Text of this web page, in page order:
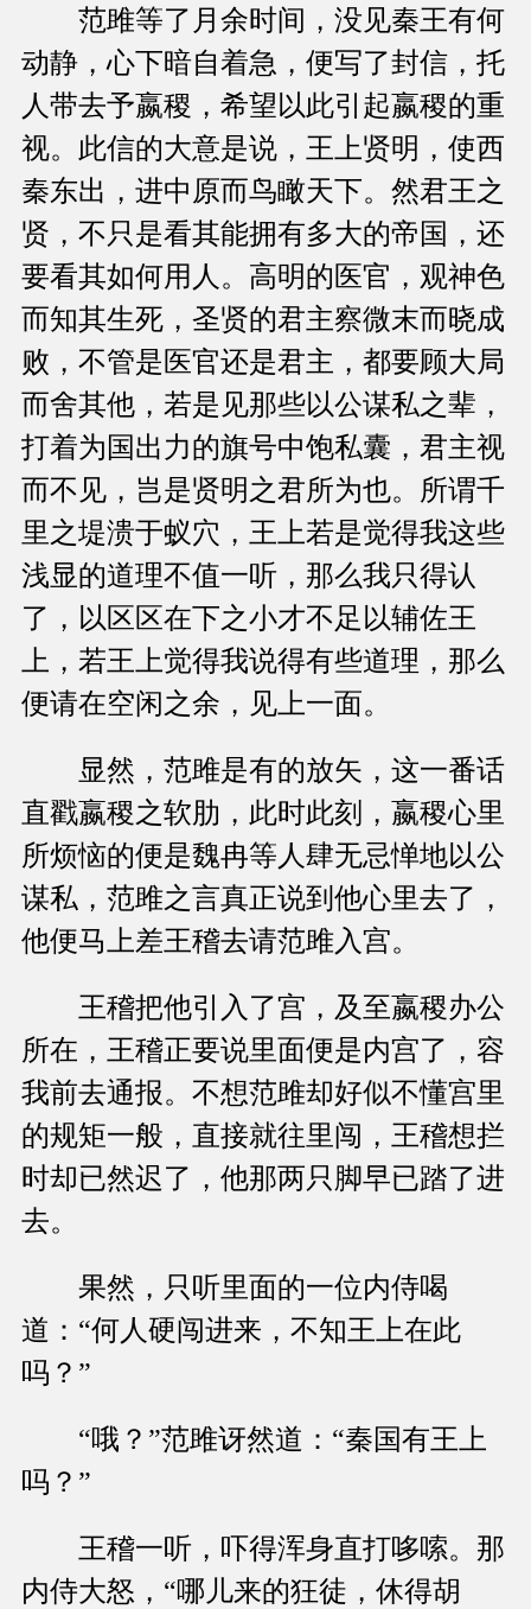
范雎等了月余时间，没见秦王有何
动静，心下暗自着急，便写了封信，托
人带去予嬴稷，希望以此引起嬴稷的重
视。此信的大意是说，王上贤明，使西
秦东出，进中原而鸟瞰天下。然君王之
贤，不只是看其能拥有多大的帝国，还
要看其如何用人。高明的医官，观神色
而知其生死，圣贤的君主察微末而晓成
败，不管是医官还是君主，都要顾大局
而舍其他，若是见那些以公谋私之辈，
打着为国出力的旗号中饱私囊，君主视
而不见，岂是贤明之君所为也。所谓千
里之堤溃于蚁穴，王上若是觉得我这些
浅显的道理不值一听，那么我只得认
了，以区区在下之小才不足以辅佐王
上，若王上觉得我说得有些道理，那么
便请在空闲之余，见上一面。
显然，范雎是有的放矢，这一番话
直戳嬴稷之软肋，此时此刻，嬴稷心里
所烦恼的便是魏冉等人肆无忌惮地以公
谋私，范雎之言真正说到他心里去了，
他便马上差王稽去请范雎入宫。
王稽把他引入了宫，及至嬴稷办公
所在，王稽正要说里面便是内宫了，容
我前去通报。不想范雎却好似不懂宫里
的规矩一般，直接就往里闯，王稽想拦
时却已然迟了，他那两只脚早已踏了进
去。
果然，只听里面的一位内侍喝
道：“何人硬闯进来，不知王上在此
吗？”
“哦？”范雎讶然道：“秦国有王上
吗？”
王稽一听，吓得浑身直打哆嗦。那
内侍大怒，“哪儿来的狂徒，休得胡